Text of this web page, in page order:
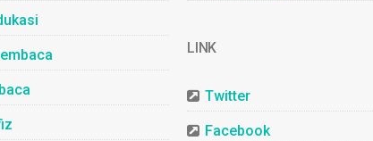
LINK
Twitter
Facebook